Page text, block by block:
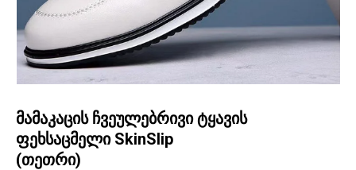
მამაკაცის ჩვეულებრივი ტყავის
ფეხსაცმელი SkinSlip
(თეთრი)